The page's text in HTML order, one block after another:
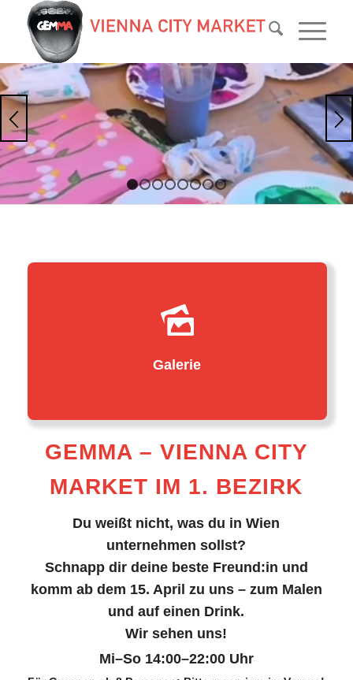
1 2 5 6 7 8
Galerie
Hier geht’s zur Bildergalerie.
GEMMA – VIENNA CITY
MARKET IM 1. BEZIRK
Du weißt nicht, was du in Wien
unternehmen sollst?
Schnapp dir deine beste Freund:in und
komm ab dem 15. April zu uns – zum Malen
und auf einen Drink.
Wir sehen uns!
Mi–So 14:00–22:00 Uhr